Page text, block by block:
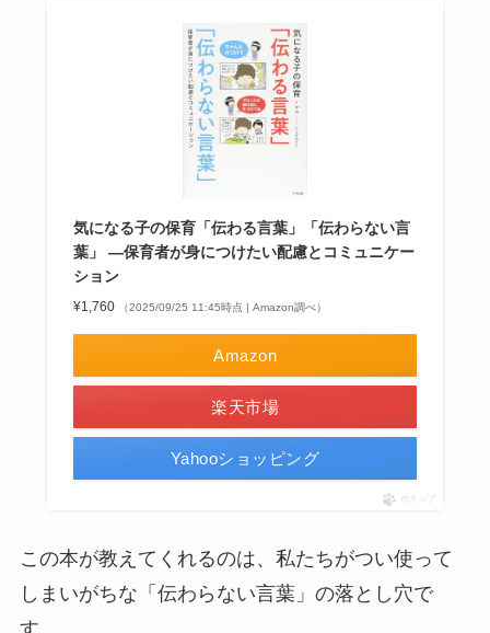
気になる子の保育「伝わる言葉」「伝わらない言
葉」 ―保育者が身につけたい配慮とコミュニケー
ション
¥1,760 （2025/09/25 11:45時点 | Amazon調べ）
Amazon
楽天市場
Yahooショッピング
ポチップ
この本が教えてくれるのは、私たちがつい使って
しまいがちな「伝わらない言葉」の落とし穴で